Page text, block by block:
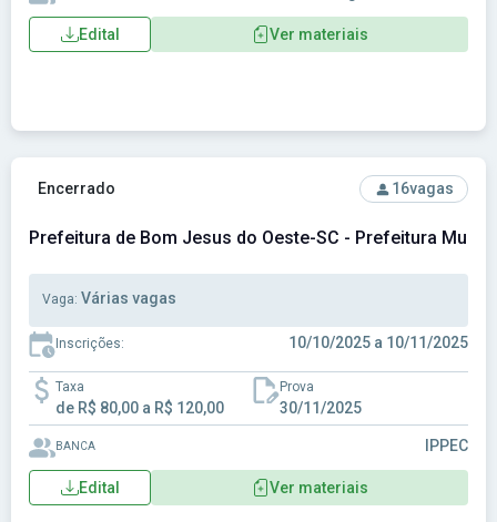
Edital Ver materiais
Ver concurso: Prefeitura de Bom Jesus do Oeste-SC -
Encerrado 16vagas
Prefeitura de Bom Jesus do Oeste-SC - Prefeitura
Vaga: Várias vagas
Inscrições: 10/10/2025 a 10/11/2025
Taxa
de R$ 80,00 a R$ 120,00
Prova
30/11/2025
BANCA IPPEC
Edital Ver materiais